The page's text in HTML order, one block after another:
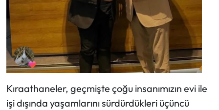
Kıraathaneler, geçmişte çoğu insanımızın evi ile
işi dışında yaşamlarını sürdürdükleri üçüncü